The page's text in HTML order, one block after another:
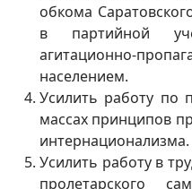
обкома
в партийной
агитационно-
населением.
Усилить работу по
массах принципов
интернационализма.
Усилить работу в
пролетарского